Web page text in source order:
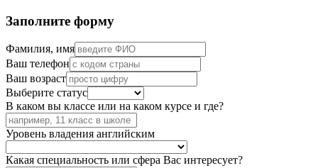
Заполните форму
Фамилия, имя
Ваш телефон
Ваш возраст
Выберите статус
В каком вы классе или на каком курсе и где?
Уровень владения английским
Какая специальность или сфера Вас интересует?